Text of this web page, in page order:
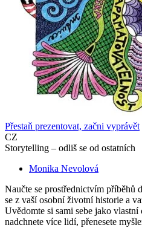
Přestaň prezentovat, začni vyprávět
CZ
Storytelling – odliš se od ostatních
Monika Nevolová
Naučte se prostřednictvím příběhů
se z vaší osobní životní historie a
Uvědomte si sami sebe jako
nadchnete více lidí, přenesete